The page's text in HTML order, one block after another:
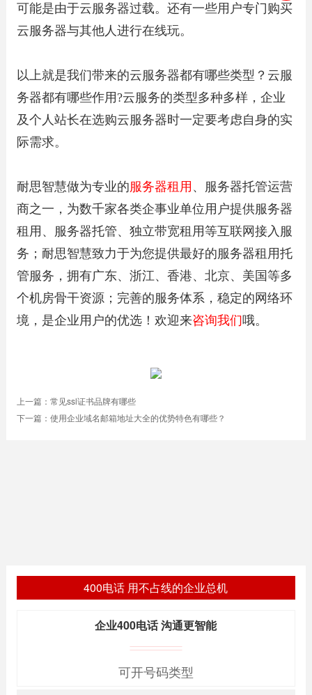
可能是由于云服务器过载。还有一些用户专门购买
云服务器与其他人进行在线玩。
以上就是我们带来的云服务器都有哪些类型？云服
务器都有哪些作用?云服务的类型多种多样，企业
及个人站长在选购云服务器时一定要考虑自身的实
际需求。
耐思智慧做为专业的服务器租用 、服务器托管运营
商之一，为数千家各类企事业单位用户提供服务器
租用、服务器托管、独立带宽租用等互联网接入服
务；耐思智慧致力于为您提供最好的服务器租用托
管服务，拥有广东、浙江、香港、北京、美国等多
个机房骨干资源；完善的服务体系，稳定的网络环
境，是企业用户的优选！欢迎来咨询我们哦。
上一篇： 常见ssl证书品牌有哪些
下一篇： 使用企业域名邮箱地址大全的优势特色有哪些？
400电话 用不占线的企业总机
企业400电话 沟通更智能
可开号码类型